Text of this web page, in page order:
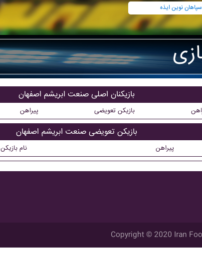
بازیکنان اصلی صنعت ابريشم اصفهان
پیراهن بازیکن تعویضی
بازیکن تعویضی صنعت ابريشم اصفهان
نام بازیکن پیراهن
Copyright © 2020 Iran